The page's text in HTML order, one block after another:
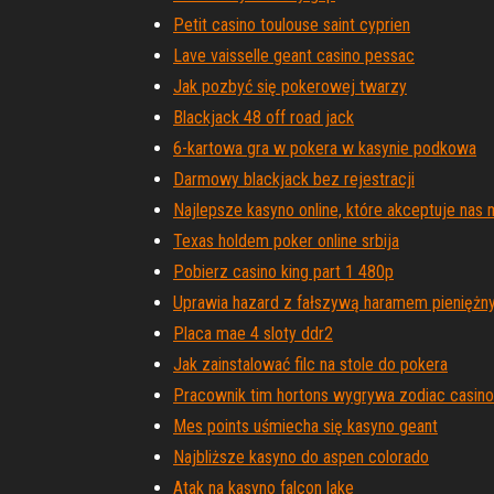
Petit casino toulouse saint cyprien
Lave vaisselle geant casino pessac
Jak pozbyć się pokerowej twarzy
Blackjack 48 off road jack
6-kartowa gra w pokera w kasynie podkowa
Darmowy blackjack bez rejestracji
Najlepsze kasyno online, które akceptuje nas
Texas holdem poker online srbija
Pobierz casino king part 1 480p
Uprawia hazard z fałszywą haramem
Placa mae 4 sloty ddr2
Jak zainstalować filc na stole do pokera
Pracownik tim hortons wygrywa zodiac casino
Mes points uśmiecha się kasyno geant
Najbliższe kasyno do aspen colorado
Atak na kasyno falcon lake